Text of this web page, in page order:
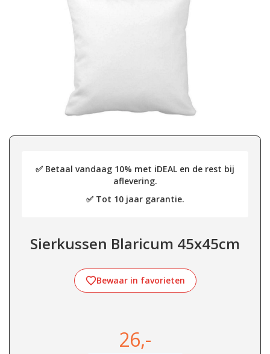
✅ Betaal vandaag 10% met iDEAL en de rest bij
aflevering.
✅ Tot 10 jaar garantie.
Sierkussen Blaricum 45x45cm
Bewaar in favorieten
26,-